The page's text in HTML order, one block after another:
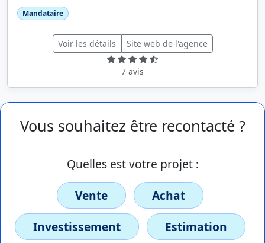
Mandataire
Voir les détails Site web de l'agence
7 avis
Vous souhaitez être recontacté ?
Quelles est votre projet :
Vente
Achat
Investissement
Estimation